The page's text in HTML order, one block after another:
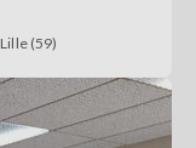
Lille (59)